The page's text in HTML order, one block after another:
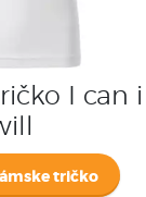
I can i
tričko